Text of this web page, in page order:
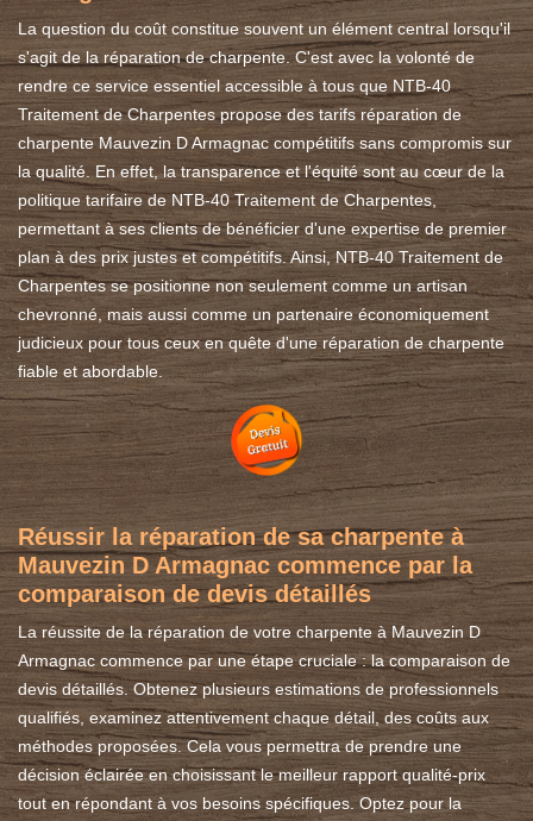
La question du coût constitue souvent un élément central lorsqu'il
s'agit de la réparation de charpente. C'est avec la volonté de
rendre ce service essentiel accessible à tous que NTB-40
Traitement de Charpentes propose des tarifs réparation de
charpente Mauvezin D Armagnac compétitifs sans compromis sur
la qualité. En effet, la transparence et l'équité sont au cœur de la
politique tarifaire de NTB-40 Traitement de Charpentes,
permettant à ses clients de bénéficier d'une expertise de premier
plan à des prix justes et compétitifs. Ainsi, NTB-40 Traitement de
Charpentes se positionne non seulement comme un artisan
chevronné, mais aussi comme un partenaire économiquement
judicieux pour tous ceux en quête d'une réparation de charpente
fiable et abordable.
Réussir la réparation de sa charpente à
Mauvezin D Armagnac commence par la
comparaison de devis détaillés
La réussite de la réparation de votre charpente à Mauvezin D
Armagnac commence par une étape cruciale : la comparaison de
devis détaillés. Obtenez plusieurs estimations de professionnels
qualifiés, examinez attentivement chaque détail, des coûts aux
méthodes proposées. Cela vous permettra de prendre une
décision éclairée en choisissant le meilleur rapport qualité-prix
tout en répondant à vos besoins spécifiques. Optez pour la